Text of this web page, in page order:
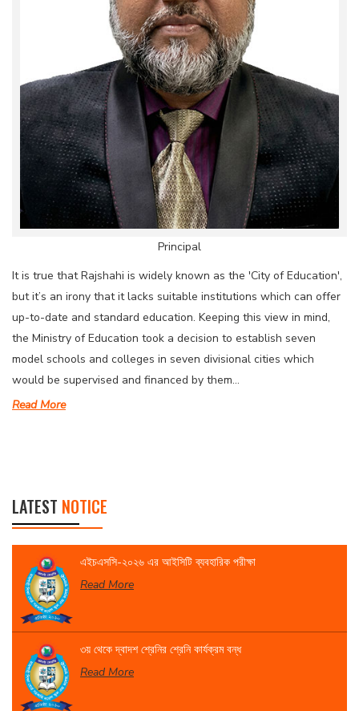
Principal
It is true that Rajshahi is widely known as the 'City of Education',
but it’s an irony that it lacks suitable institutions which can offer
up-to-date and standard education. Keeping this view in mind,
the Ministry of Education took a decision to establish seven
model schools and colleges in seven divisional cities which
would be supervised and financed by them...
Read More
LATEST NOTICE
এইচএসসি-২০২৬ এর আইসিটি ব্যবহারিক পরীক্ষা
Read More
৩য় থেকে দ্বাদশ শ্রেনির শ্রেনি কার্যক্রম বন্ধ
Read More